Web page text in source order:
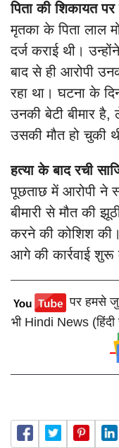
पिता की शिकायत
मृतका के पिता लाल
दर्ज कराई थी।
बाद से ही आरोपी
रहा था। घटना के
उनकी बेटी बीमार
उसकी मौत हो चुकी
हत्या के बाद रची
पूछताछ में आरोपी ने
बीमारी से मौत की
करने की कोशिश
आगे की कार्रवाई शुरू
पर हमसे
भी Hindi News